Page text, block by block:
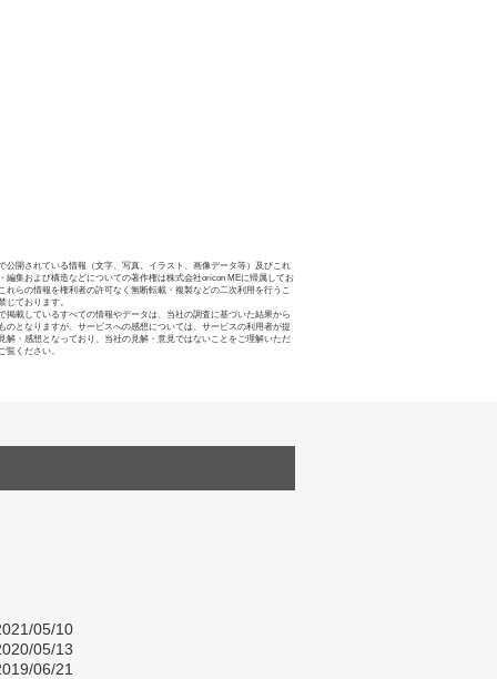
公開されている情報（文字、写真、イラスト、画像データ等）及びこれ
編集および構造などについての著作権は株式会社oricon MEに帰属してお
れらの情報を権利者の許可なく無断転載・複製などの二次利用を行うこ
じております。
掲載しているすべての情報やデータは、当社の調査に基づいた結果から
のとなりますが、サービスへの感想については、サービスの利用者が提
解・感想となっており、当社の見解・意見ではないことをご理解いただ
覧ください。
05/10
05/13
06/21